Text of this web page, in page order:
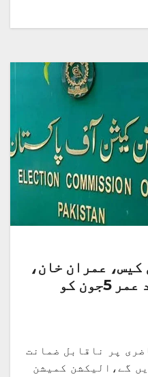
عمران خان،
فواد چوہدری اور اسد عمر 5جون کو
پر ناقابل ضمانت
گے،الیکشن کمیشن